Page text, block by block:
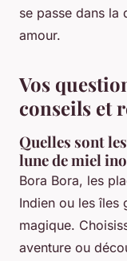
se passe dans la
amour.
Vos
conseils et
Quelles sont
lune de miel
Bora Bora, les
Indien ou les îles
magique.
aventure ou